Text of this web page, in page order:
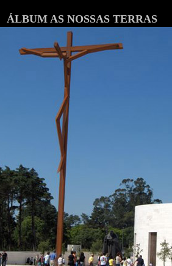
ÁLBUM AS NOSSAS TERRAS